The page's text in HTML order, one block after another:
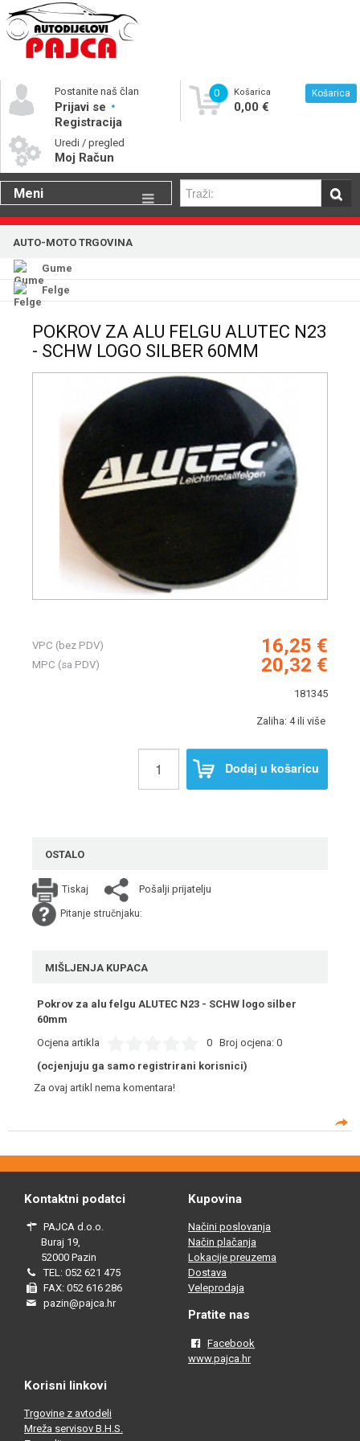
Postanite naš član
Prijavi se
Registracija
Uredi / pregled
Moj Račun
0 Košarica
0,00 €
Košarica
Meni
Gume
Katalog rezervnih dijelova
AUTO-MOTO TRGOVINA
Gume
Felge
POKROV ZA ALU FELGU ALUTEC N23
- SCHW LOGO SILBER 60MM
VPC (bez PDV) 16,25 €
MPC (sa PDV) 20,32 €
181345
Zaliha: 4 ili više
Dodaj u košaricu
OSTALO
Tiskaj Pošalji prijatelju
Pitanje stručnjaku:
MIŠLJENJA KUPACA
Pokrov za alu felgu ALUTEC N23 - SCHW logo silber
60mm
Ocjena artikla
0 Broj ocjena: 0
(ocjenjuju ga samo registrirani korisnici)
Za ovaj artikl nema komentara!
Kontaktni podatci
PAJCA d.o.o.
Buraj 19,
52000 Pazin
TEL: 052 621 475
FAX: 052 616 286
pazin@pajca.hr
Kupovina
Načini poslovanja
Način plačanja
Lokacije preuzema
Dostava
Veleprodaja
Pratite nas
Facebook
www.pajca.hr
Korisni linkovi
Trgovine z avtodeli
Mreža servisov B.H.S.